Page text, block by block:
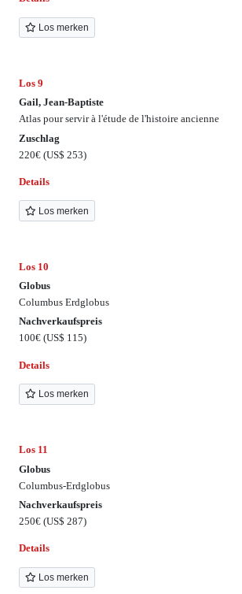
Los merken
Los 9
Gail, Jean-Baptiste
Atlas pour servir à l'étude de l'histoire ancienne
Zuschlag
220€(US$ 253)
Details
Los merken
Los 10
Globus
Columbus Erdglobus
Nachverkaufspreis
100€(US$ 115)
Details
Los merken
Los 11
Globus
Columbus-Erdglobus
Nachverkaufspreis
250€(US$ 287)
Details
Los merken